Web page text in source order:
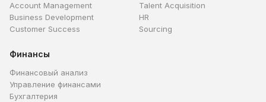
Account Management
Business Development
Customer Success
Talent Acquisition
HR
Sourcing
Финансы
Финансовый анализ
Управление финансами
Бухгалтерия